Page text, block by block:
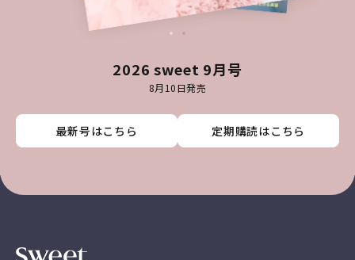
2026 sweet 9月号
8月10日発売
最新号はこちら 定期購読はこちら
最新号はこちら 定期購読はこちら
最新号はこちら 定期購読はこちら
最新号はこちら 定期購読はこちら